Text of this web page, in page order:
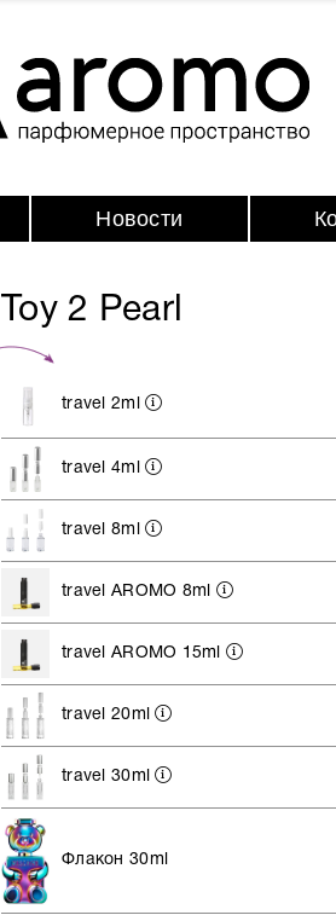
Новости
Toy 2 Pearl
travel 2ml
travel 4ml
travel 8ml
travel AROMO 8ml
travel AROMO 15ml
travel 20ml
travel 30ml
Флакон 30ml